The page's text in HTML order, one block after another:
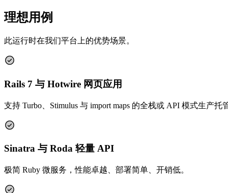
理想用例
此运行时在我们平台上的优势场景。
Rails 7 与 Hotwire 网页应用
支持 Turbo、Stimulus 与 import maps 的全栈或 API 模式生产托
Sinatra 与 Roda 轻量 API
极简 Ruby 微服务，性能卓越、部署简单、开销低。